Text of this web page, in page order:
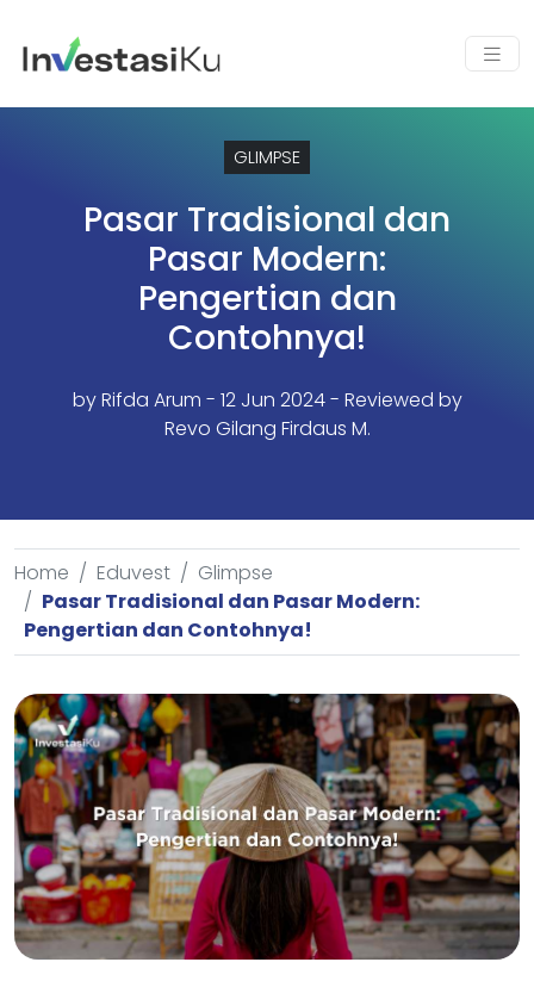
GLIMPSE
Pasar Tradisional dan
Pasar Modern:
Pengertian dan
Contohnya!
byRifda Arum - 12 Jun 2024 - Reviewed by
Revo Gilang Firdaus M.
Home Eduvest
Glimpse
Pasar Tradisional dan Pasar Modern:
Pengertian dan Contohnya!